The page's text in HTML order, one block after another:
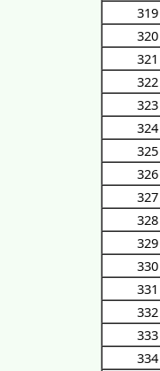
319
320
321
322
323
324
325
326
327
328
329
330
331
332
333
334